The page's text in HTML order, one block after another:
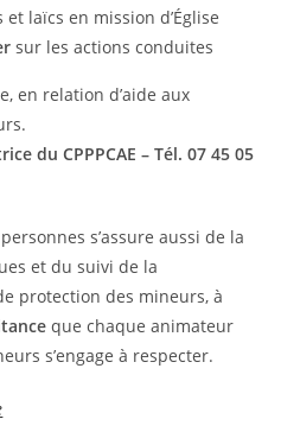
et laïcs en mission d’Église
sur les actions conduites
en relation d’aide aux
du CPPPCAE – Tél. 07 45 05
s’assure aussi de la
et du suivi de la
protection des mineurs, à
que chaque animateur
s’engage à respecter.